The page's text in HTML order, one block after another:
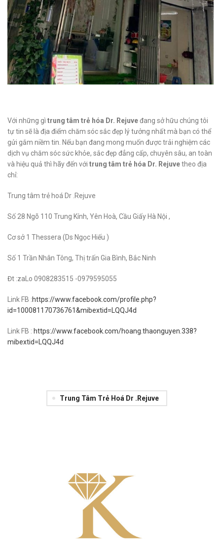
Với những gì trung tâm trẻ hóa Dr. Rejuveđang sở hữu chúng tôi
tự tin sẽ là địa điểm chăm sóc sắc đẹp lý tưởng nhất mà bạn có thể
gửi gắm niềm tin. Nếu bạn đang mong muốn được trải nghiệm các
dịch vụ chăm sóc sức khỏe, sắc đẹp đẳng cấp, chuyên sâu, an toàn
và hiệu quả thì hãy đến với trung tâm trẻ hóa Dr. Rejuvetheo địa
chỉ:
Trung tâm trẻ hoá Dr .Rejuve
Số 28 Ngõ 110 Trung Kính, Yên Hoà, Cầu Giấy Hà Nội ,
Cơ sở 1 Thessera (Ds Ngọc Hiếu )
Số 1 Trần Nhân Tông, Thị trấn Gia Bình, Bắc Ninh
Đt :zaLo 0908283515 -0979595055
Link FB :https://www.facebook.com/profile.php?
id=100081170736761&mibextid=LQQJ4d
Link FB : https://www.facebook.com/hoang.thaonguyen.338?
mibextid=LQQJ4d
Trung Tâm Trẻ Hoá Dr .Rejuve